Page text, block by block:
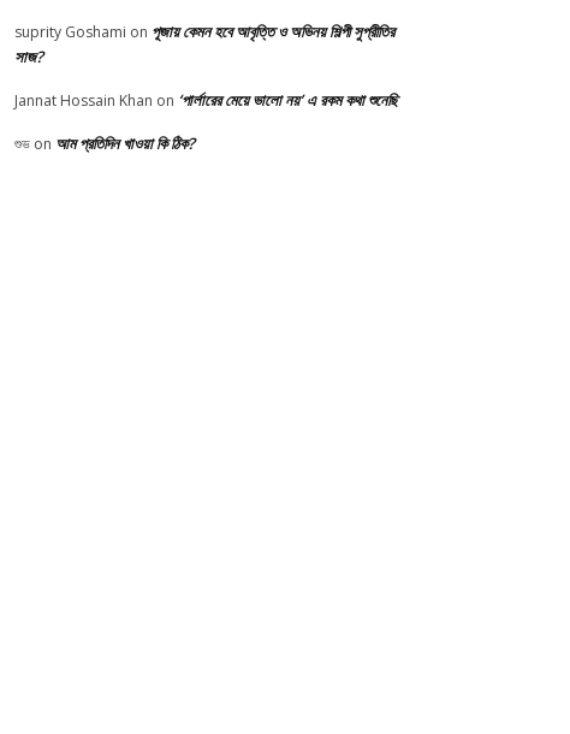
suprity Goshami on পূজায় কেমন হবে আবৃত্তি ও অভিনয় শিল্পী সুপ্রীতির
সাজ?
Jannat Hossain Khan on ‘পার্লারের মেয়ে ভালো নয়’ এ রকম কথা শুনেছি
শুভ on আম প্রতিদিন খাওয়া কি ঠিক?